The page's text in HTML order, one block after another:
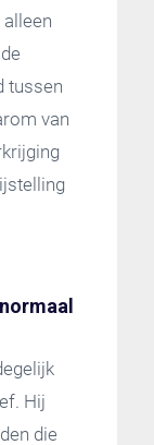
tussen
van
Hij
die